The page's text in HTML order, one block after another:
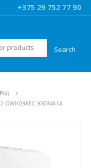
+375 29 752 77 90
GWH09AEC-K6DNA1A